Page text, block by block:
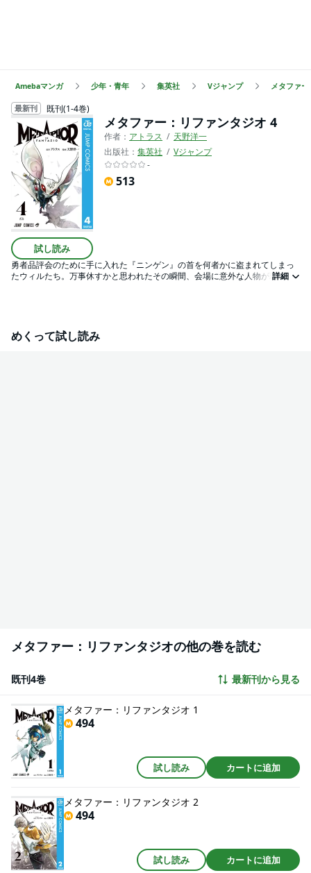
Amebaマンガ 少年・青年 集英社 Vジャンプ メタファ
最新刊 既刊(1-4巻)
試し読み
メタファー：リファンタジオ 4
作者： アトラス
天野洋一
出版社： 集英社
Vジャンプ
-
513
勇者品評会のために手に入れた『ニンゲン』の首を何者かに盗まれてしまっ
たウィルたち。万事休すかと思われたその瞬間、会場に意外な人物が現れて
詳細
めくって試し読み
メタファー：リファンタジオの他の巻を読む
既刊4巻 最新刊から見る
メタファー：リファンタジオ 1
494
試し読み カートに追加
メタファー：リファンタジオ 2
494
試し読み カートに追加